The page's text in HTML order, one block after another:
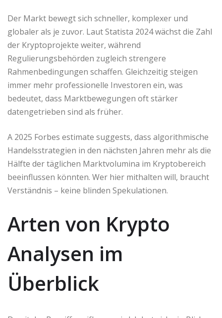
Der Markt bewegt sich schneller, komplexer und
globaler als je zuvor. Laut Statista 2024 wächst die Zahl
der Kryptoprojekte weiter, während
Regulierungsbehörden zugleich strengere
Rahmenbedingungen schaffen. Gleichzeitig steigen
immer mehr professionelle Investoren ein, was
bedeutet, dass Marktbewegungen oft stärker
datengetrieben sind als früher.
A 2025 Forbes estimate suggests, dass algorithmische
Handelsstrategien in den nächsten Jahren mehr als die
Hälfte der täglichen Marktvolumina im Kryptobereich
beeinflussen könnten. Wer hier mithalten will, braucht
Verständnis – keine blinden Spekulationen.
Arten von Krypto
Analysen im
Überblick